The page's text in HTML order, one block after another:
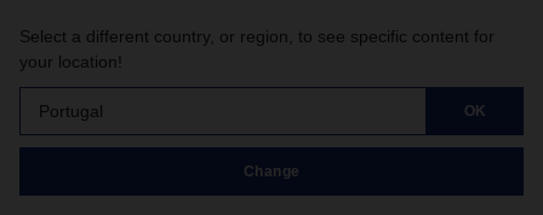
Select a different country, or region, to see specific content for
your location!
Portugal OK
Change